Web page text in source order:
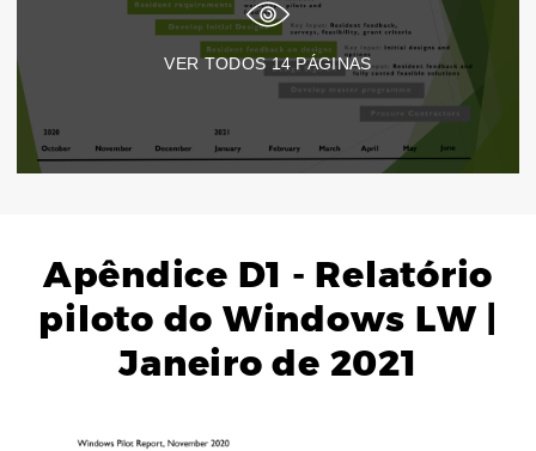
VER TODOS 14 PÁGINAS
Apêndice D1 - Relatório
piloto do Windows LW |
Janeiro de 2021